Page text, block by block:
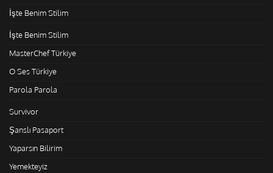
İşte Benim Stilim
İşte Benim Stilim
MasterChef Türkiye
O Ses Türkiye
Parola Parola
Survivor
Şanslı Pasaport
Yaparsın Bilirim
Yemekteyiz